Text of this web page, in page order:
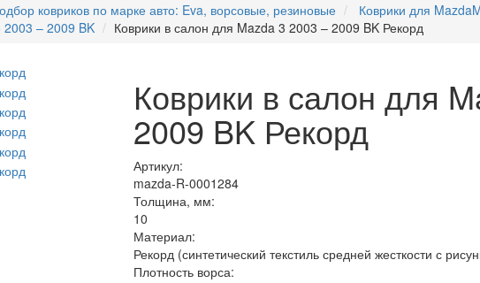
ковриков по марке авто: Eva, ворсовые, резиновые Коврики для Mazda
2003 – 2009 BK Коврики в салон для Mazda 3 2003 – 2009 BK Рекорд
Коврики в салон для
2009 BK Рекорд
Артикул:
mazda-R-0001284
Толщина, мм:
10
Материал:
Рекорд (синтетический текстиль средней жесткости с
Плотность ворса: